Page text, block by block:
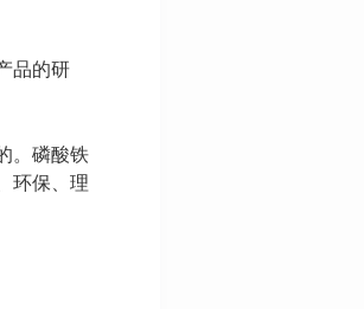
品的研
。磷酸铁
环保、理